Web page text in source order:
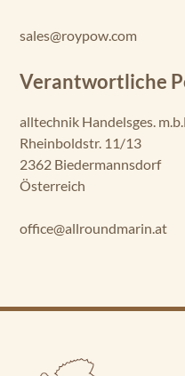
sales@roypow.com
Verantwortliche
alltechnik Handelsges.
Rheinboldstr. 11/13
2362 Biedermannsdorf
Österreich
office@allroundmarin.at